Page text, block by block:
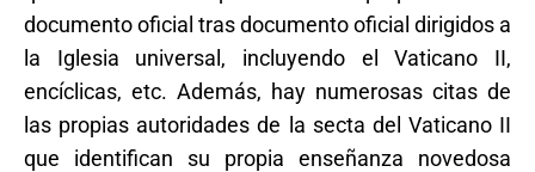
documento oficial tras documento oficial dirigidos a
la Iglesia universal, incluyendo el Vaticano II,
encíclicas, etc. Además, hay numerosas citas de
las propias autoridades de la secta del Vaticano II
que identifican su propia enseñanza novedosa